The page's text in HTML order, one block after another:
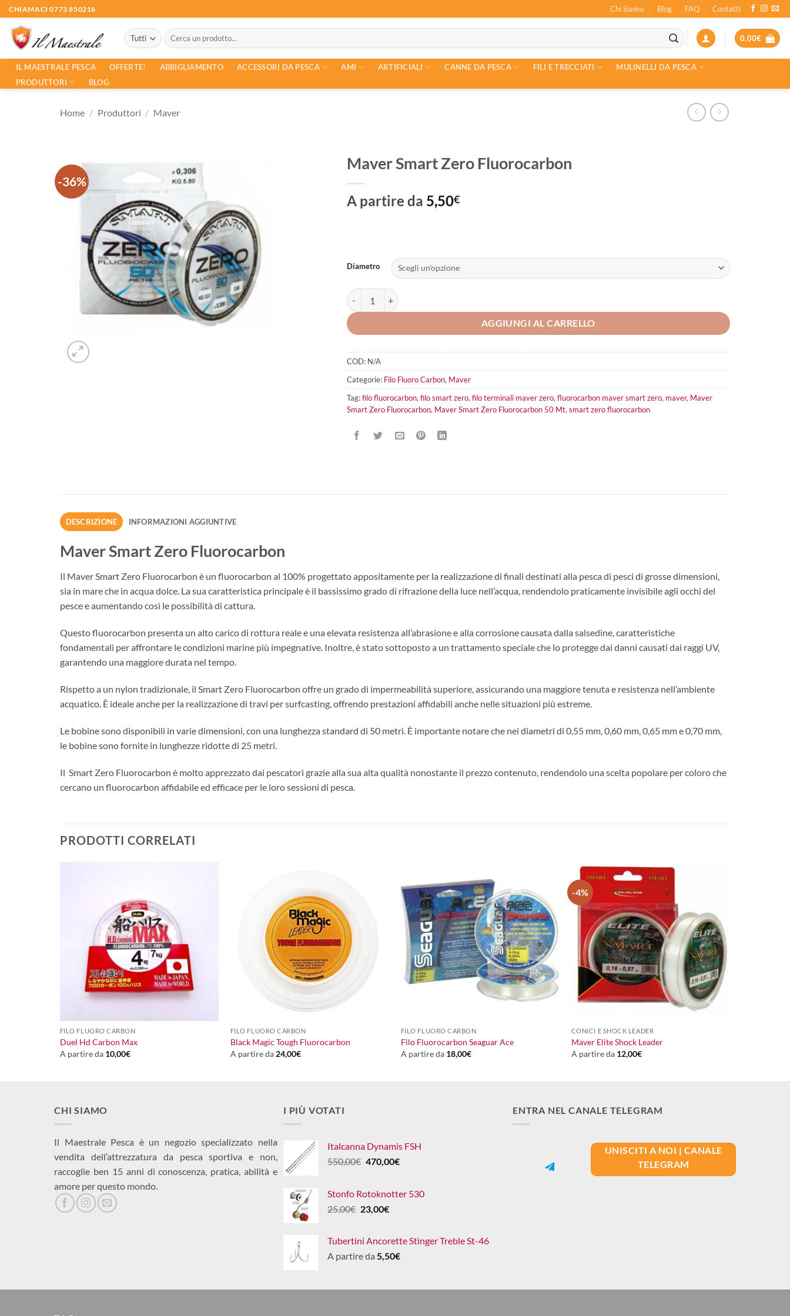
Salta
ai
contenuti
CHIAMACI 0773 850216 Chi Siamo Blog FAQ Contatti
Cerca:
0,00€
IL MAESTRALE PESCA OFFERTE! ABBIGLIAMENTO ACCESSORI DA PESCA AMI ARTIFICIALI CANNE DA PESCA FILI E TRECCIATI
MULINELLI DA PESCA
PRODUTTORI
BLOG
Home / Produttori / Maver
-36%
Maver Smart Zero Fluorocarbon
A partire da 5,50€
Diametro
Maver Smart Zero Fluorocarbon quantità
AGGIUNGI AL CARRELLO
COD: N/A
Categorie: Filo Fluoro Carbon, Maver
Tag:filo fluorocarbon, filo smart zero, filo terminali maver zero, fluorocarbon maver smart zero, maver, Maver
Smart Zero Fluorocarbon, Maver Smart Zero Fluorocarbon 50 Mt, smart zero fluorocarbon
DESCRIZIONE INFORMAZIONI AGGIUNTIVE
Maver Smart Zero Fluorocarbon
Il Maver Smart Zero Fluorocarbon è un fluorocarbon al 100% progettato appositamente per la realizzazione di finali destinati alla pesca di pesci di grosse dimensioni,
sia in mare che in acqua dolce. La sua caratteristica principale è il bassissimo grado di rifrazione della luce nell’acqua, rendendolo praticamente invisibile agli occhi del
pesce e aumentando così le possibilità di cattura.
Questo fluorocarbon presenta un alto carico di rottura reale e una elevata resistenza all’abrasione e alla corrosione causata dalla salsedine, caratteristiche
fondamentali per affrontare le condizioni marine più impegnative. Inoltre, è stato sottoposto a un trattamento speciale che lo protegge dai danni causati dai raggi UV,
garantendo una maggiore durata nel tempo.
Rispetto a un nylon tradizionale, il Smart Zero Fluorocarbon offre un grado di impermeabilità superiore, assicurando una maggiore tenuta e resistenza nell’ambiente
acquatico. È ideale anche per la realizzazione di travi per surfcasting, offrendo prestazioni affidabili anche nelle situazioni più estreme.
Le bobine sono disponibili in varie dimensioni, con una lunghezza standard di 50 metri. È importante notare che nei diametri di 0,55 mm, 0,60 mm, 0,65 mm e 0,70 mm,
le bobine sono fornite in lunghezze ridotte di 25 metri.
Il Smart Zero Fluorocarbon è molto apprezzato dai pescatori grazie alla sua alta qualità nonostante il prezzo contenuto, rendendolo una scelta popolare per coloro che
cercano un fluorocarbon affidabile ed efficace per le loro sessioni di pesca.
PRODOTTI CORRELATI
FILO FLUORO CARBON
Duel Hd Carbon Max
A partire da 10,00€
FILO FLUORO CARBON
Black Magic Tough Fluorocarbon
A partire da 24,00€
FILO FLUORO CARBON
Filo Fluorocarbon Seaguar Ace
A partire da 18,00€
-4%
CONICI E SHOCK LEADER
Maver Elite Shock Leader
A partire da 12,00€
CHI SIAMO
Il Maestrale Pesca è un negozio specializzato nella
vendita dell’attrezzatura da pesca sportiva e non,
raccoglie ben 15 anni di conoscenza, pratica, abilità e
amore per questo mondo.
I PIÙ VOTATI
Italcanna Dynamis FSH
550,00€ Il
era:
550,00€.
470,00€Il
è:
Stonfo Rotoknotter 530
25,00€ Il
era:
25,00€.
23,00€Il
è:
23,00€.
Tubertini Ancorette Stinger Treble St-46
A partire da 5,50€
ENTRA NEL CANALE TELEGRAM
UNISCITI A NOI | CANALE
TELEGRAM